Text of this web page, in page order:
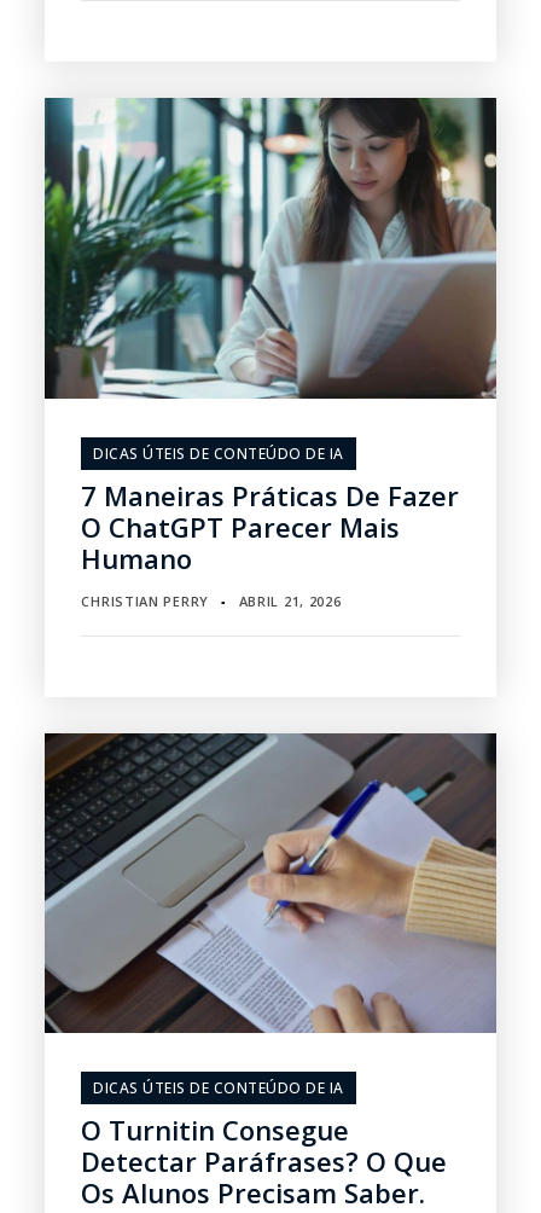
DICAS ÚTEIS DE CONTEÚDO DE IA
7 Maneiras Práticas De Fazer
O ChatGPT Parecer Mais
Humano
CHRISTIAN PERRY ▪ ABRIL 21, 2026
DICAS ÚTEIS DE CONTEÚDO DE IA
O Turnitin Consegue
Detectar Paráfrases? O Que
Os Alunos Precisam Saber.